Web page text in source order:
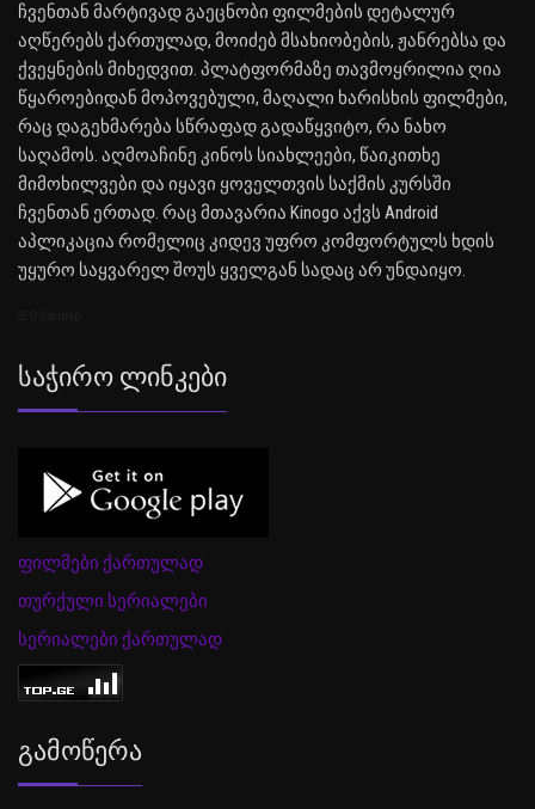
ჩვენთან მარტივად გაეცნობი ფილმების დეტალურ
აღწერებს ქართულად, მოიძებ მსახიობების, ჟანრებსა და
ქვეყნების მიხედვით. პლატფორმაზე თავმოყრილია ღია
წყაროებიდან მოპოვებული, მაღალი ხარისხის ფილმები,
რაც დაგეხმარება სწრაფად გადაწყვიტო, რა ნახო
საღამოს. აღმოაჩინე კინოს სიახლეები, წაიკითხე
მიმოხილვები და იყავი ყოველთვის საქმის კურსში
ჩვენთან ერთად. რაც მთავარია Kinogo აქვს Android
აპლიკაცია რომელიც კიდევ უფრო კომფორტულს ხდის
უყურო საყვარელ შოუს ყველგან სადაც არ უნდაიყო.
Საჭირო Ლინკები
ფილმები ქართულად
თურქული სერიალები
სერიალები ქართულად
Გამოწერა